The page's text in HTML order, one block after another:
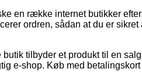
en række internet butikker
ordren, sådan at du er sikret
tilbyder et produkt til en
e-shop. Køb med